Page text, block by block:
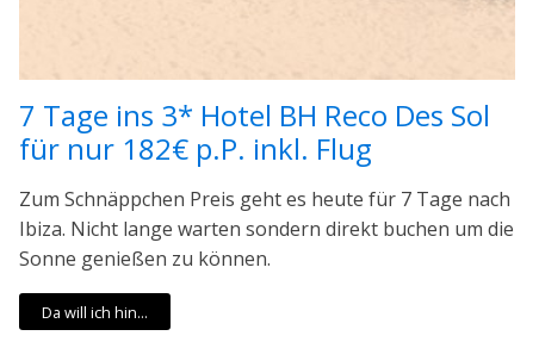
7 Tage ins 3* Hotel BH Reco Des Sol
für nur 182€ p.P. inkl. Flug
Zum Schnäppchen Preis geht es heute für 7 Tage nach
Ibiza. Nicht lange warten sondern direkt buchen um die
Sonne genießen zu können.
Da will ich hin...